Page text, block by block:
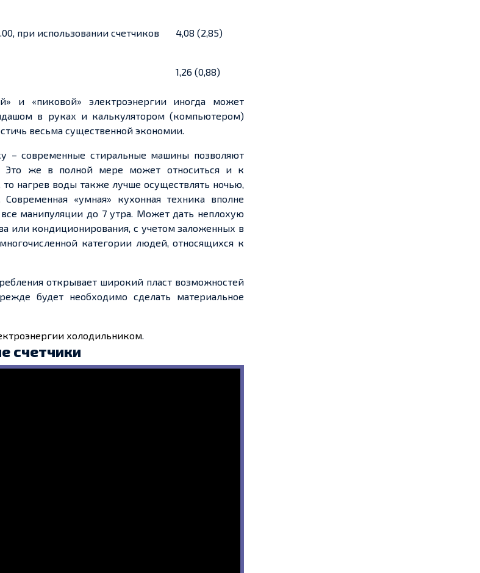
при использовании счетчиков
4,08 (2,85)
1,26 (0,88)
и «пиковой» электроэнергии иногда может
в руках и калькулятором (компьютером)
весьма существенной экономии.
– современные стиральные машины позволяют
Это же в полной мере может относиться и к
нагрев воды также лучше осуществлять ночью,
«умная» кухоннаятехника вполне
се манипуляции до 7 утра. Может дать неплохую
или кондиционирования, с учетомзаложенных в
категории людей, относящихся к
открывает широкий пласт возможностей
будет необходимо сделать материальное
холодильником.
счетчики